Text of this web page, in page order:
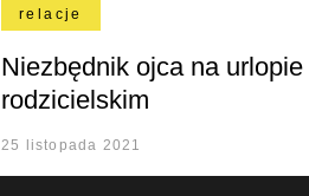
relacje
Niezbędnik ojca na urlopie
rodzicielskim
25 listopada 2021